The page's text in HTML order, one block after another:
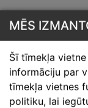
gab
Detaļas garums,
L-2000
MĒS
Šī tīmekļa
informāciju par
tīmekļa vietnes
politiku, lai